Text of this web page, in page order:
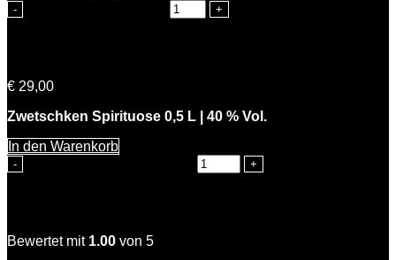
€ 29,00
Zwetschken Spirituose 0,5 L | 40 % Vol.
In den Warenkorb
Bewertet mit 1.00 von 5